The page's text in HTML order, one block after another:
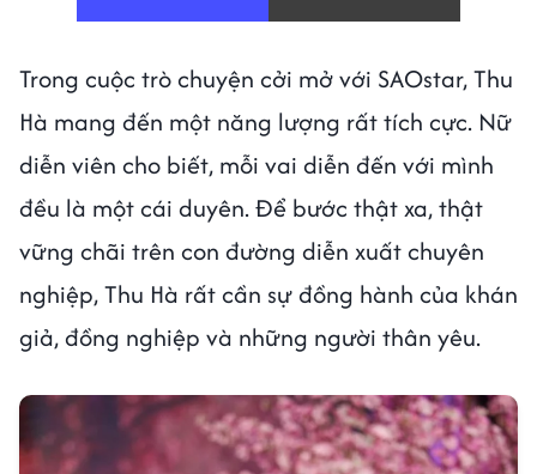
Trong cuộc trò chuyện cởi mở với SAOstar, Thu
Hà mang đến một năng lượng rất tích cực. Nữ
diễn viên cho biết, mỗi vai diễn đến với mình
đều là một cái duyên. Để bước thật xa, thật
vững chãi trên con đường diễn xuất chuyên
nghiệp, Thu Hà rất cần sự đồng hành của khán
giả, đồng nghiệp và những người thân yêu.